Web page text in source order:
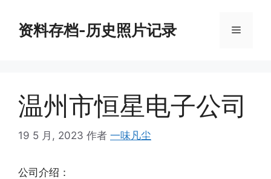
资料存档-历史照片记录 菜
温州市恒星电子公司
19 5 月, 2023 作者 一味凡尘
公司介绍：